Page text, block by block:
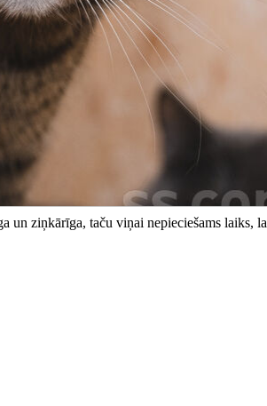
un ziņkārīga, taču viņai nepieciešams laiks,